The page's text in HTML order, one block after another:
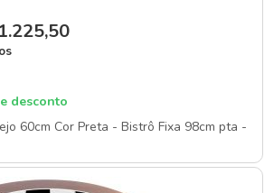
,50
desconto
60cm Cor Preta - Bistrô Fixa 98cm pta -